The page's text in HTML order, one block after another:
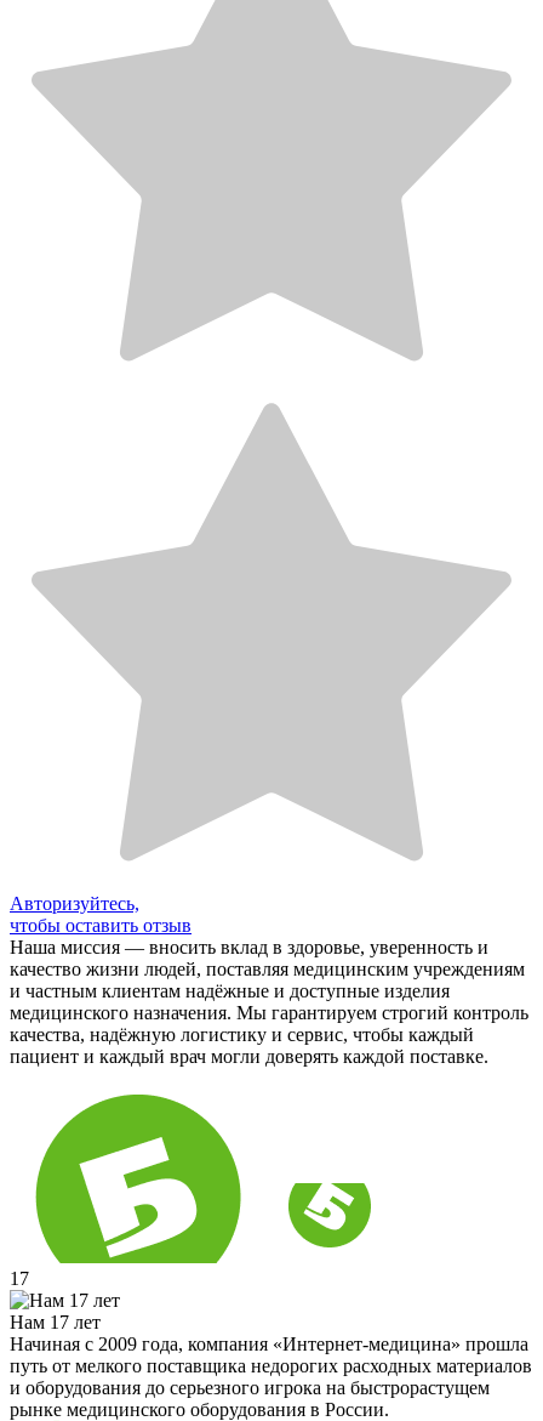
Авторизуйтесь,
чтобы оставить отзыв
Наша миссия — вносить вклад в здоровье, уверенность и
качество жизни людей, поставляя медицинским учреждениям
и частным клиентам надёжные и доступные изделия
медицинского назначения. Мы гарантируем строгий контроль
качества, надёжную логистику и сервис, чтобы каждый
пациент и каждый врач могли доверять каждой поставке.
17
Нам 17 лет
Начиная с 2009 года, компания «Интернет-медицина» прошла
путь от мелкого поставщика недорогих расходных материалов
и оборудования до серьезного игрока на быстрорастущем
рынке медицинского оборудования в России.